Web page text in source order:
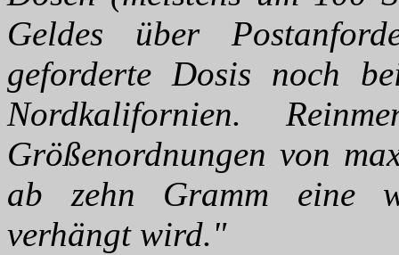
Geldes über
geforderte Dosis noch
Nordkalifornien.
Größenordnungen von
ab zehn Gramm eine
verhängt wird."